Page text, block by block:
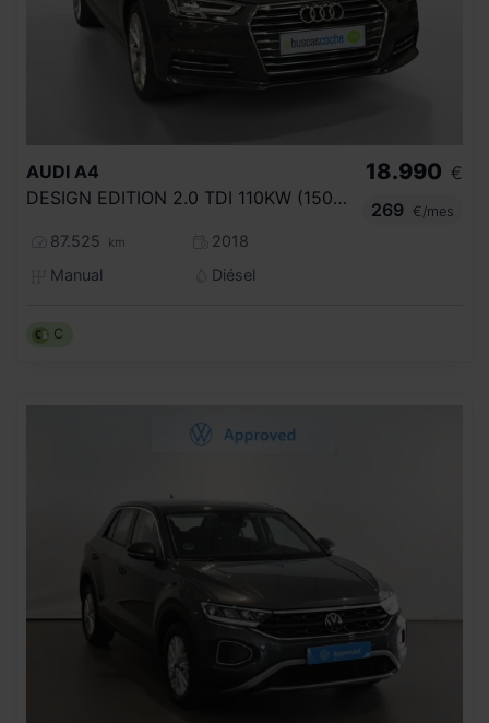
AUDI A4
DESIGN EDITION 2.0 TDI 110KW (150CV)
87.525 km
2018
Manual
Diésel
18.990 €
269
€/mes
C